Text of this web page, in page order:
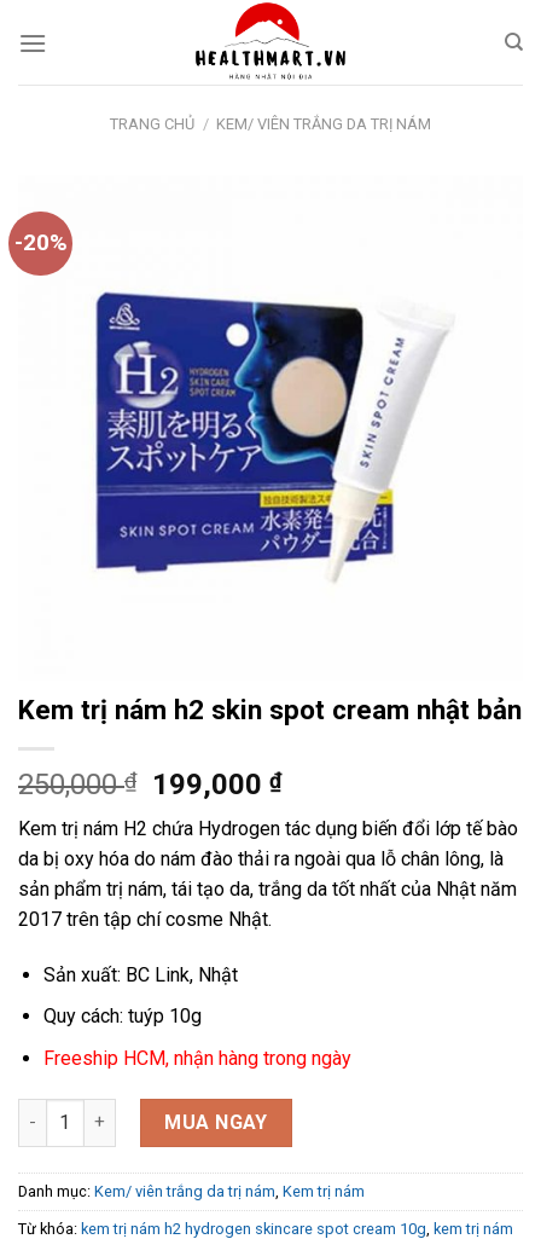
TRANG CHỦ / KEM/ VIÊN TRẮNG DA TRỊ NÁM
-20%
Kem trị nám h2 skin spot cream nhật bản
250,000₫ 199,000₫
Kem trị nám H2 chứa Hydrogen tác dụng biến đổi lớp tế bào
da bị oxy hóa do nám đào thải ra ngoài qua lỗ chân lông, là
sản phẩm trị nám, tái tạo da, trắng da tốt nhất của Nhật năm
2017 trên tập chí cosme Nhật.
Sản xuất: BC Link, Nhật
Quy cách: tuýp 10g
Freeship HCM, nhận hàng trong ngày
Kem trị nám h2 skin spot cream nhật bản số lượng
MUA NGAY
Danh mục: Kem/ viên trắng da trị nám Kem trị nám
Từ khóa: kem trị nám h2 hydrogen skincare spot cream 10g kem trị nám